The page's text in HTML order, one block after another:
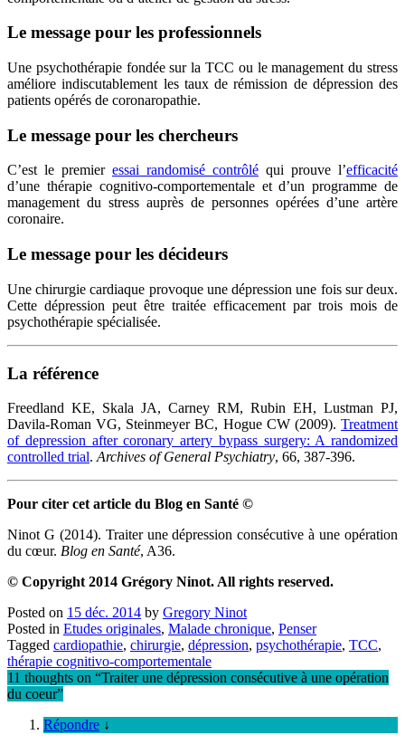
Le message pour les professionnels
Une psychothérapie fondée sur la TCC ou le management du stress
améliore indiscutablement les taux de rémission de dépression des
patients opérés de coronaropathie.
Le message pour les chercheurs
C’est le premier essai randomisé contrôlé qui prouve l’efficacité
d’une thérapie cognitivo-comportementale et d’un programme de
management du stress auprès de personnes opérées d’une artère
coronaire.
Le message pour les décideurs
Une chirurgie cardiaque provoque une dépression une fois sur deux.
Cette dépression peut être traitée efficacement par trois mois de
psychothérapie spécialisée.
La référence
Freedland KE, Skala JA, Carney RM, Rubin EH, Lustman PJ,
Davila-Roman VG, Steinmeyer BC, Hogue CW (2009). Treatment
of depression after coronary artery bypass surgery: A randomized
controlled trial. Archives of General Psychiatry, 66, 387-396.
Pour citer cet article du Blog en Santé ©
Ninot G (2014). Traiter une dépression consécutive à une opération
du cœur. Blog en Santé, A36.
© Copyright 2014 Grégory Ninot. All rights reserved.
Posted on 15 déc. 2014 by Gregory Ninot
Posted in Etudes originales, Malade chronique, Penser
Tagged cardiopathie, chirurgie, dépression, psychothérapie, TCC,
thérapie cognitivo-comportementale
11 thoughts on “Traiter une dépression consécutive à une opération
du coeur”
Répondre ↓